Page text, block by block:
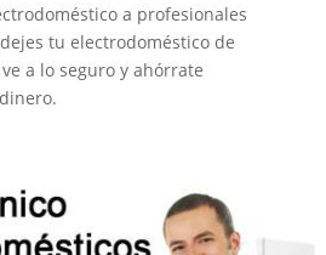
a profesionales
tu electrodoméstico de
a lo seguro y ahórrate